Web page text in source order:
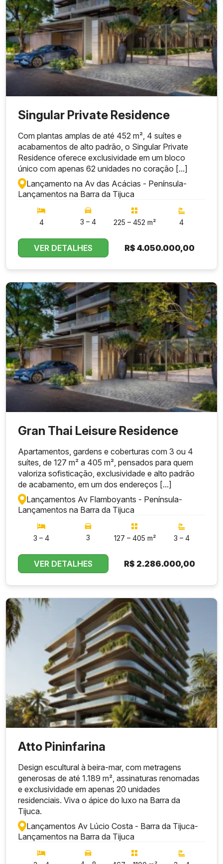
Singular Private Residence
Com plantas amplas de até 452 m², 4 suítes e
acabamentos de alto padrão, o Singular Private
Residence oferece exclusividade em um bloco
único com apenas 62 unidades no coração [...]
Lançamento na Av das Acácias - Península-
Lançamentos na Barra da Tijuca
4 3 – 4 225 – 452 m² 4
VER DETALHES R$4.050.000,00
Gran Thai Leisure Residence
Apartamentos, gardens e coberturas com 3 ou 4
suítes, de 127 m² a 405 m², pensados para quem
valoriza sofisticação, exclusividade e alto padrão
de acabamento, em um dos endereços [...]
Lançamentos Av Flamboyants - Península-
Lançamentos na Barra da Tijuca
3 – 4 3 127 – 405 m² 3 – 4
VER DETALHES R$ 2.286.000,00
Atto Pininfarina
Design escultural à beira-mar, com metragens
generosas de até 1.189 m², assinaturas renomadas
e exclusividade em apenas 20 unidades
residenciais. Viva o ápice do luxo na Barra da
Tijuca.
Lançamentos Av Lúcio Costa - Barra da Tijuca-
Lançamentos na Barra da Tijuca